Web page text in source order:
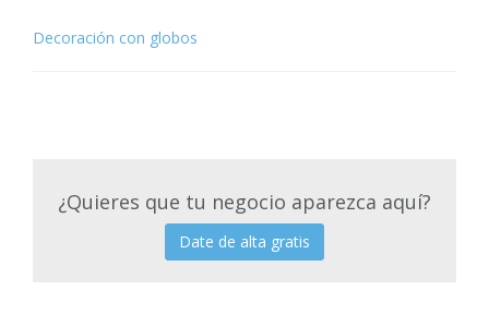
Decoración con globos
¿Quieres que tu negocio aparezca aquí?
Date de alta gratis